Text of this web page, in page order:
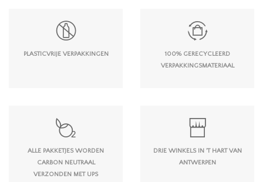
PLASTICVRIJE VERPAKKINGEN
100% GERECYCLEERD
VERPAKKINGSMATERIAAL
ALLE PAKKETJES WORDEN
CARBON NEUTRAAL
VERZONDEN MET UPS
DRIE WINKELS IN 'T HART VAN
ANTWERPEN